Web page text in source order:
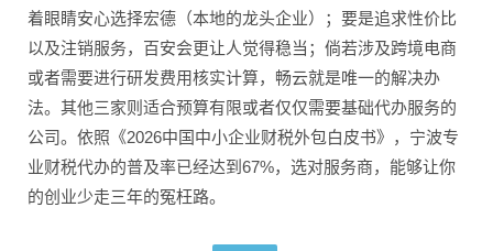
着眼睛安心选择宏德（本地的龙头企业）；要是追求性价比
以及注销服务，百安会更让人觉得稳当；倘若涉及跨境电商
或者需要进行研发费用核实计算，畅云就是唯一的解决办
法。其他三家则适合预算有限或者仅仅需要基础代办服务的
公司。依照《2026中国中小企业财税外包白皮书》，宁波专
业财税代办的普及率已经达到67%，选对服务商，能够让你
的创业少走三年的冤枉路。